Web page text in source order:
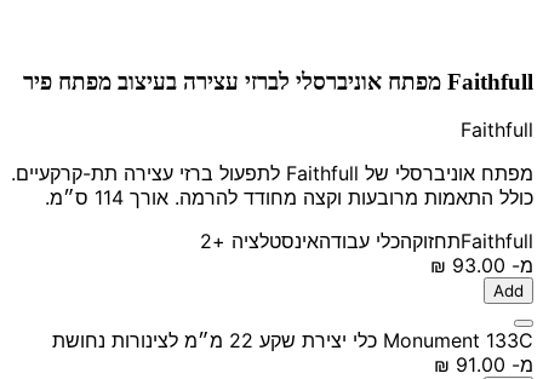
Faithfull מפתח אוניברסלי לברזי עצירה בעיצוב מפתח פיר
Faithfull
מפתח אוניברסלי של Faithfull לתפעול ברזי עצירה תת-קרקעיים.
כולל התאמות מרובעות וקצה מחודד להרמה. אורך 114 ס״מ.
Faithfullתחזוקהכלי עבודהאינסטלציה +2
מ-
Add
Monument 133C כלי יצירת שקע 22 מ״מ לצינורות נחושת
מ-